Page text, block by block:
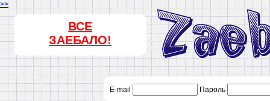
>>
ВСЕ
ЗАЕБАЛО!
E-mail Пароль